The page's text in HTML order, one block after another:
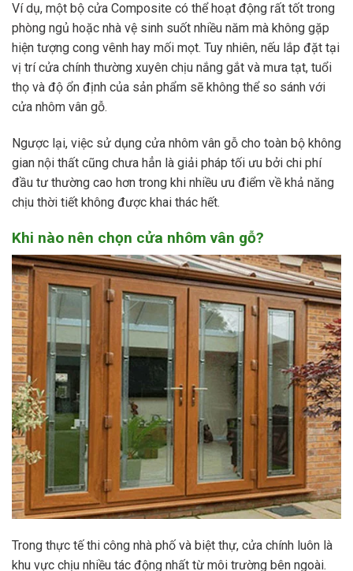
Ví dụ, một bộ cửa Composite có thể hoạt động rất tốt trong
phòng ngủ hoặc nhà vệ sinh suốt nhiều năm mà không gặp
hiện tượng cong vênh hay mối mọt. Tuy nhiên, nếu lắp đặt tại
vị trí cửa chính thường xuyên chịu nắng gắt và mưa tạt, tuổi
thọ và độ ổn định của sản phẩm sẽ không thể so sánh với
cửa nhôm vân gỗ.
Ngược lại, việc sử dụng cửa nhôm vân gỗ cho toàn bộ không
gian nội thất cũng chưa hẳn là giải pháp tối ưu bởi chi phí
đầu tư thường cao hơn trong khi nhiều ưu điểm về khả năng
chịu thời tiết không được khai thác hết.
Khi nào nên chọn cửa nhôm vân gỗ?
Trong thực tế thi công nhà phố và biệt thự, cửa chính luôn là
khu vực chịu nhiều tác động nhất từ môi trường bên ngoài.